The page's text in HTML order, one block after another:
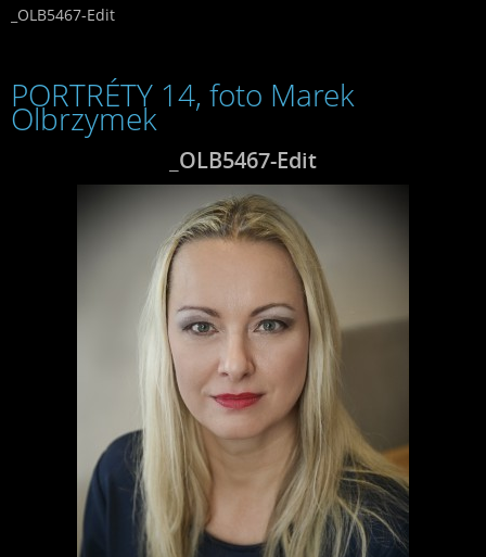
_OLB5467-Edit
PORTRÉTY 14, foto Marek
Olbrzymek
_OLB5467-Edit